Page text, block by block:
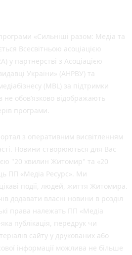
«Сильніші разом: Медіа та
Всесвітньою асоціацією
у партнерстві з Асоціацією
України» (АНРВУ) та
(MBL) за підтримки
не обов’язково відображають
програми.
з оперативним висвітленням
Новини створюються для Вас
"20 хвилин Житомир" та «20
ПП «Медіа Ресурс». Ми
події, людей, життя Житомира.
додавати власні новини в розділ
права належать ПП «Медіа
публiкацiя, передрук чи
сайту у друкованих або
інформації можлива не більше